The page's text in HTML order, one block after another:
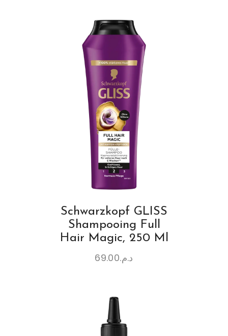
Schwarzkopf GLISS
Shampooing Full
Hair Magic, 250 Ml
د.م.69.00